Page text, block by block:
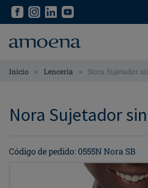
Skip
content
Skip
content
Inicio > Lenceria > Nora Sujetador
Nora Sujetador
Código de pedido: 0555N Nora SB